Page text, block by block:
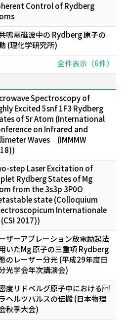
Control of Rydberg
鳴電磁波中の Rydberg 原子の
(理化学研究所)
全件表示（6件）
Spectroscopy of
Excited 5snf 1F3 Rydberg
of Sr Atom (International
on Infrared and
Waves (IMMMW
step Laser Excitation of
Rydberg States of Mg
from the 3s3p 3P0O
state (Colloquium
Internationale
(CSI 2017))
ザーアブレーション放電励起法
いたMg 原子の三重項 Rydberg
のレーザー分光 (平成29年度日
光学会年次講演会)
度リドベルグ原子中における
ヘルツパルスの伝搬 (日本物理
秋季大会)